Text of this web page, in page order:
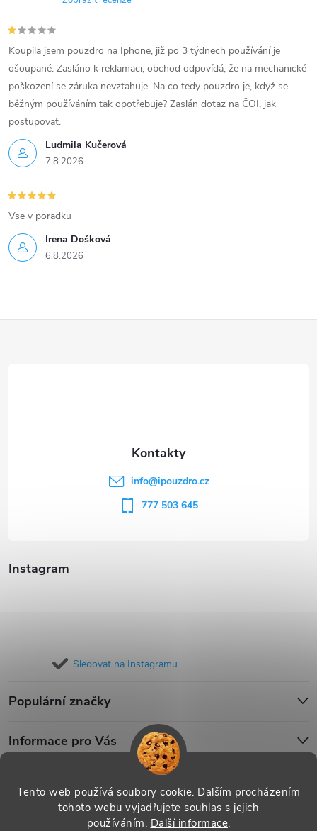
Tento web používá soubory cookie. Dalším procházením
tohoto webu vyjadřujete souhlas s jejich
používáním. Další informace.
v
ý
p
i
s
u
Ludmila Kučerová
7.8.2026
Koupila jsem pouzdro na Iphone, již po 3 týdnech používání je
ošoupané. Zasláno k reklamaci, obchod odpovídá, že na mechanické
poškození se záruka nevztahuje. Na co tedy pouzdro je, když se
běžným používáním tak opotřebuje? Zaslán dotaz na ČOI, jak
postupovat.
Irena Došková
6.8.2026
Vse v poradku
Instagram
Sledovat na Instagramu
Populární značky
Informace pro Vás
info@ipouzdro.cz
777 503 645